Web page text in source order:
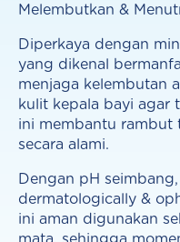
Melembutkan &
Diperkaya dengan
yang dikenal
menjaga kelembutan
kulit kepala bayi agar
ini membantu rambut
secara alami.
Dengan pH
dermatologically &
ini aman digunakan